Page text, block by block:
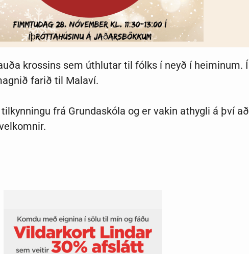
krossins sem úthlutar til fólks í neyð í heiminum. Í
farið til Malaví.
frá Grundaskóla og er vakin athygli á því að